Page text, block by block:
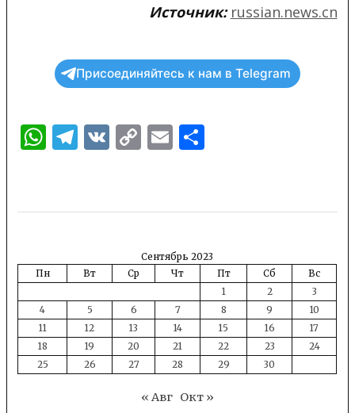
Источник: russian.news.cn
Присоединяйтесь к нам в Telegram
WhatsApp
Telegram
VKCopyEmail
Сентябрь 2023
Пн
Вт Ср Чт Пт Сб
Вс
1
2
3
4
5 6 7 8 9
10
11
12 13 14 15 16
17
18
19 20 21 22 23
24
25
26 27 28 29 30
« Авг Окт »